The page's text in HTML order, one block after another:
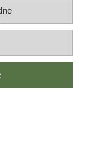
na kuny,
lisy